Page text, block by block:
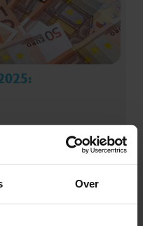
Over
faciliteit waarmee
tot 30% van
zijn
de extra,